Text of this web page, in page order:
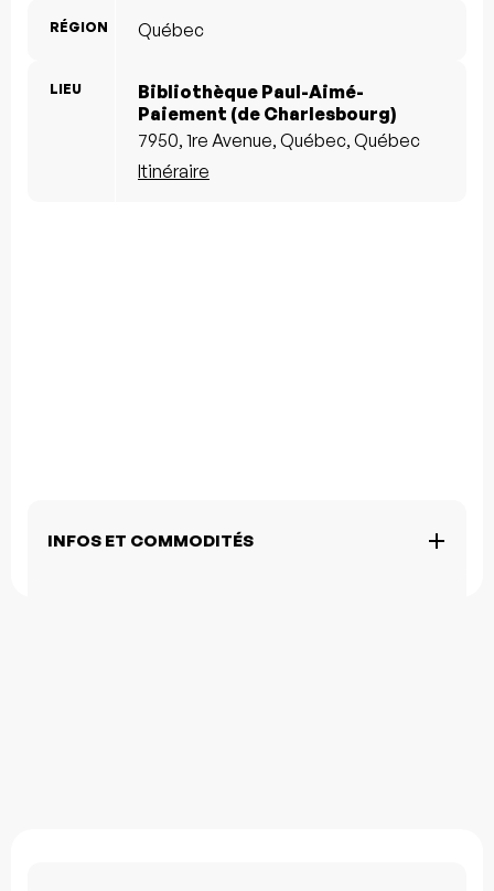
RÉGION Québec
LIEU
Bibliothèque Paul-Aimé-
Paiement (de Charlesbourg)
7950, 1re Avenue, Québec, Québec
Itinéraire
INFOS ET COMMODITÉS